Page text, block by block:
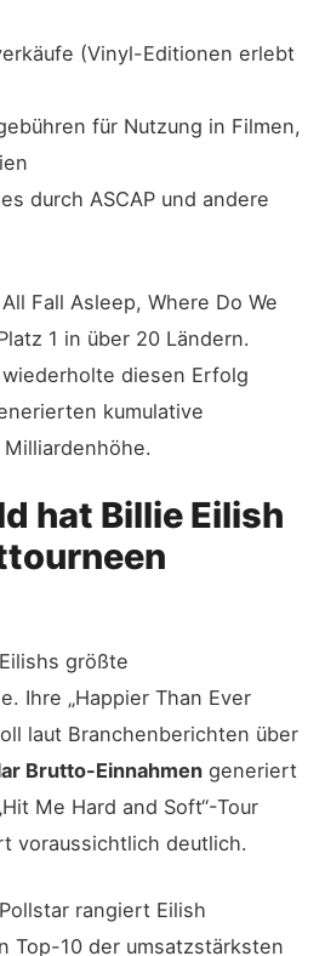
(Vinyl-Editionen erlebt
für Nutzung in Filmen,
durch ASCAP und andere
Fall Asleep, Where Do We
1 in über 20 Ländern.
wiederholte diesen Erfolg
kumulative
hat Billie Eilish
größte
Ihre „Happier Than Ever
laut Branchenberichten über
Brutto-Einnahmen generiert
Me Hard and Soft“-Tour
voraussichtlich deutlich.
rangiert Eilish
Top-10 der umsatzstärksten